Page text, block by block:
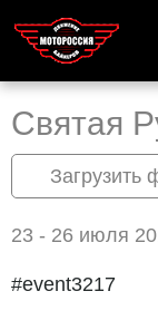
Святая
Загрузить
23 - 26 июля
#event3217